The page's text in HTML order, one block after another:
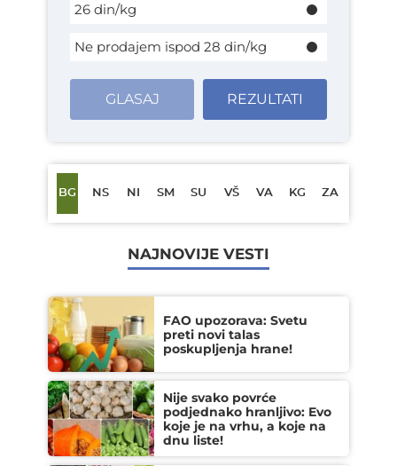
26 din/kg
Ne prodajem ispod 28 din/kg
GLASAJ REZULTATI
BG NS NI SM SU VŠ VA KG ZA
NAJNOVIJE VESTI
FAO upozorava: Svetu
preti novi talas
poskupljenja hrane!
Nije svako povrće
podjednako hranljivo: Evo
koje je na vrhu, a koje na
dnu liste!